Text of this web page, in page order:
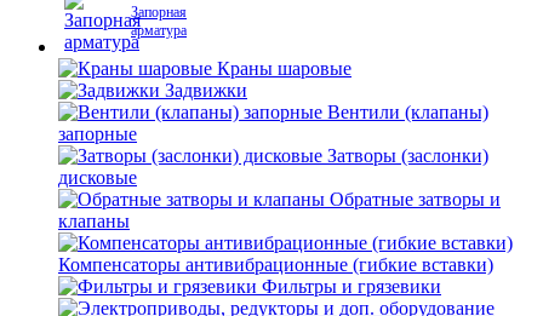
Запорная
арматура
Краны шаровые
Задвижки
Вентили (клапаны)
запорные
Затворы (заслонки)
дисковые
Обратные затворы и
клапаны
Компенсаторы антивибрационные (гибкие вставки)
Фильтры и грязевики